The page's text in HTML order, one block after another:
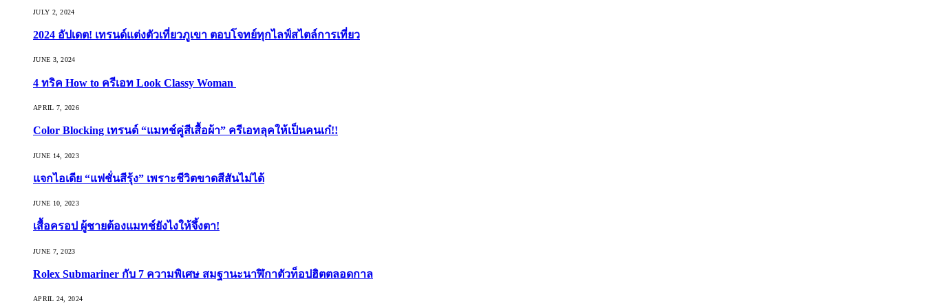
JULY 2, 2024
2024 อัปเดต! เทรนด์แต่งตัวเที่ยวภูเขา ตอบโจทย์ทุกไลฟ์สไตล์การเที่ยว
JUNE 3, 2024
4 ทริค How to ครีเอท Look Classy Woman
APRIL 7, 2026
Color Blocking เทรนด์ “แมทช์คู่สีเสื้อผ้า” ครีเอทลุคให้เป็นคนเก๋!!
JUNE 14, 2023
แจกไอเดีย “แฟชั่นสีรุ้ง” เพราะชีวิตขาดสีสันไม่ได้
JUNE 10, 2023
เสื้อครอป ผู้ชายต้องแมทช์ยังไงให้จึ้งตา!
JUNE 7, 2023
Rolex Submariner กับ 7 ความพิเศษ สมฐานะนาฬิกาตัวท็อปฮิตตลอดกาล
APRIL 24, 2024